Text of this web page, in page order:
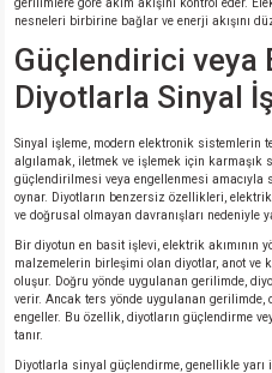
gerilimlere göre akım akışını kontrol eder.
nesneleri birbirine bağlar ve enerji akışını
Güçlendirici veya
Diyotlarla Sinyal
Sinyal işleme, modern elektronik sistemlerin
algılamak, iletmek ve işlemek için karmaşık
güçlendirilmesi veya engellenmesi
oynar. Diyotların benzersiz özellikleri,
ve doğrusal olmayan davranışları nedeniyle
Bir diyotun en basit işlevi, elektrik akımının
malzemelerin birleşimi olan diyotlar, anot ve
oluşur. Doğru yönde uygulanan gerilimde,
verir. Ancak ters yönde uygulanan gerilimde,
engeller. Bu özellik, diyotların güçlendirme
tanır.
Diyotlarla sinyal güçlendirme, genellikle yarı